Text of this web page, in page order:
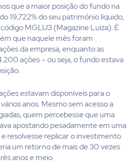
que a maior posição do fundo na
19,722% do seu patrimônio líquido,
MGLU3 (Magazine Luiza). É
que naquele mês foram
da empresa, enquanto as
ações – ou seja, o fundo estava
estavam disponíveis para o
anos. Mesmo sem acesso a
quem percebesse que uma
apostando pesadamente em uma
resolvesse replicar o investimento
um retorno de mais de 30 vezes
anos e meio.